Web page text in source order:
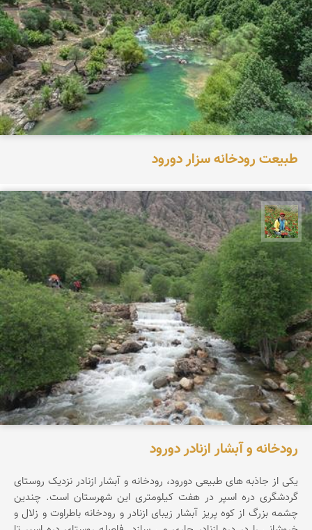
طبیعت رودخانه سزار دورود
اسفندیار خدایی
رودخانه و آبشار ازنادر دورود
یکی از جاذبه های طبیعی دورود، رودخانه و آبشار ازنادر نزدیک روستای
گردشگری دره اسپر در هفت کیلومتری این شهرستان است. چندین
چشمه بزرگ از کوه پریز آبشار زیبای ازنادر و رودخانه باطراوت و زلال و